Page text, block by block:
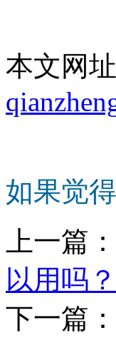
本文网址
如果觉
上一篇：
以用吗？
下一篇：